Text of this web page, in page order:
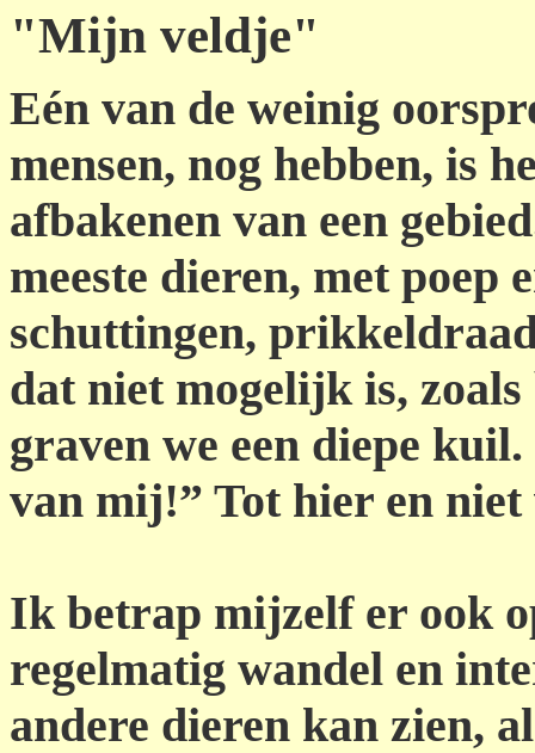
"Mijn veldje"
Eén van de weinig
mensen, nog hebben, is
afbakenen van een
meeste dieren, met poep
schuttingen,
dat niet mogelijk is,
graven we een diepe
van mij!” Tot hier en
Ik betrap mijzelf er ook
regelmatig wandel en
andere dieren kan zien,